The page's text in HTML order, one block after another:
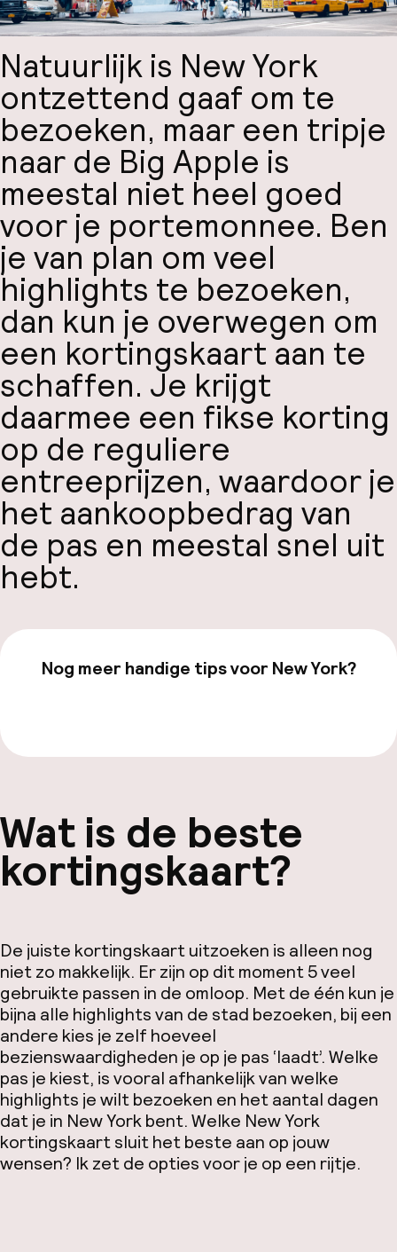
Natuurlijk is New York
ontzettend gaaf om te
bezoeken, maar een tripje
naar de Big Apple is
meestal niet heel goed
voor je portemonnee. Ben
je van plan om veel
highlights te bezoeken,
dan kun je overwegen om
een kortingskaart aan te
schaffen. Je krijgt
daarmee een fikse korting
op de reguliere
entreeprijzen, waardoor je
het aankoopbedrag van
de pas en meestal snel uit
hebt.
Nog meer handige tips voor New York?
Wat is de beste
kortingskaart?
De juiste kortingskaart uitzoeken is alleen nog
niet zo makkelijk. Er zijn op dit moment 5 veel
gebruikte passen in de omloop. Met de één kun je
bijna alle highlights van de stad bezoeken, bij een
andere kies je zelf hoeveel
bezienswaardigheden je op je pas ‘laadt’. Welke
pas je kiest, is vooral afhankelijk van welke
highlights je wilt bezoeken en het aantal dagen
dat je in New York bent. Welke New York
kortingskaart sluit het beste aan op jouw
wensen? Ik zet de opties voor je op een rijtje.